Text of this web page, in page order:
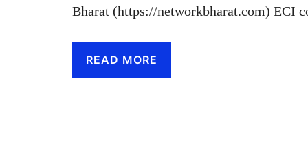
Bharat (https://networkbharat.com) ECI
READ MORE